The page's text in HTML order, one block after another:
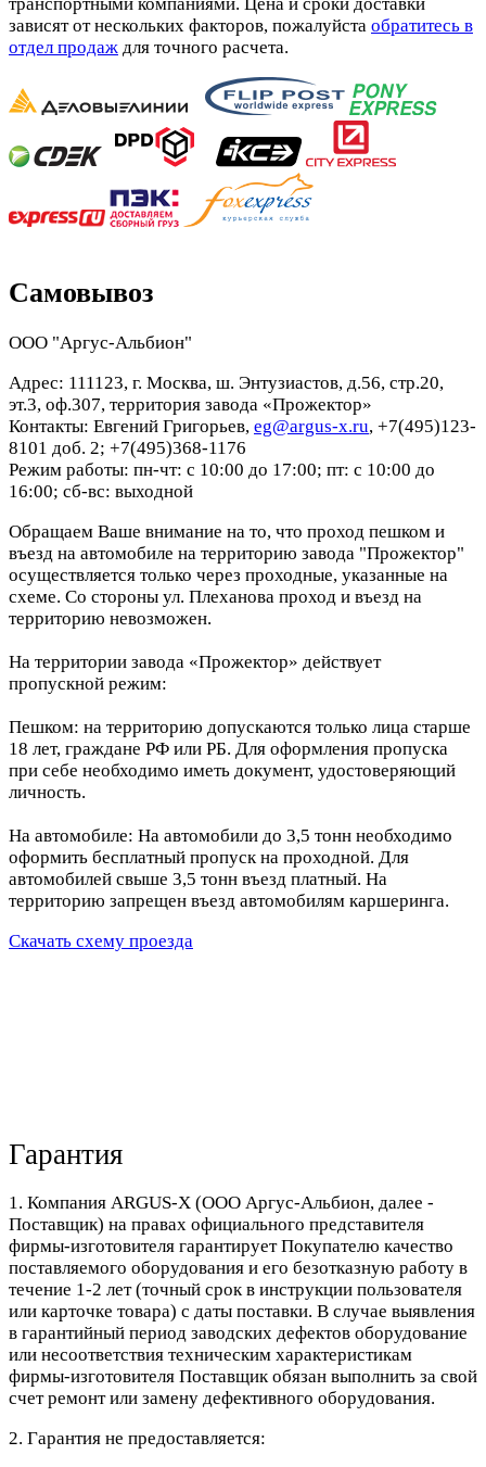
зависят от нескольких факторов, пожалуйста обратитесь в
отдел продаж для точного расчета.
Самовывоз
ООО "Аргус-Альбион"
Адрес: 111123, г. Москва, ш. Энтузиастов, д.56, стр.20,
эт.3, оф.307, территория завода «Прожектор»
Контакты: Евгений Григорьев, eg@argus-x.ru, +7(495)123-
8101 доб. 2; +7(495)368-1176
Режим работы: пн-чт: с 10:00 до 17:00; пт: с 10:00 до
16:00; сб-вс: выходной
Обращаем Ваше внимание на то, что проход пешком и
въезд на автомобиле на территорию завода "Прожектор"
осуществляется только через проходные, указанные на
схеме. Со стороны ул. Плеханова проход и въезд на
территорию невозможен.
На территории завода «Прожектор» действует
пропускной режим:
Пешком: на территорию допускаются только лица старше
18 лет, граждане РФ или РБ. Для оформления пропуска
при себе необходимо иметь документ, удостоверяющий
личность.
На автомобиле: На автомобили до 3,5 тонн необходимо
оформить бесплатный пропуск на проходной. Для
автомобилей свыше 3,5 тонн въезд платный. На
территорию запрещен въезд автомобилям каршеринга.
Скачать схему проезда
Гарантия
1. Компания ARGUS-X (ООО Аргус-Альбион, далее -
Поставщик) на правах официального представителя
фирмы-изготовителя гарантирует Покупателю качество
поставляемого оборудования и его безотказную работу в
течение 1-2 лет (точный срок в инструкции пользователя
или карточке товара) с даты поставки. В случае выявления
в гарантийный период заводских дефектов оборудование
или несоответствия техническим характеристикам
фирмы-изготовителя Поставщик обязан выполнить за свой
счет ремонт или замену дефективного оборудования.
2. Гарантия не предоставляется: